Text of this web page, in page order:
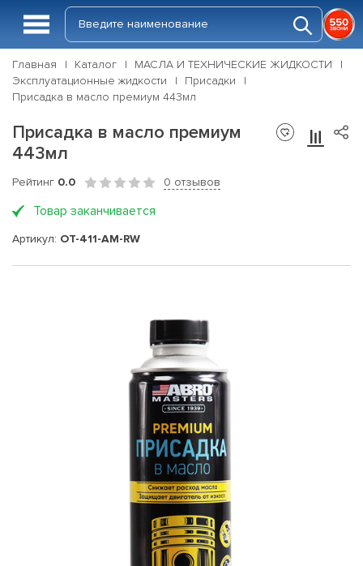
Главная Каталог
МАСЛА И ТЕХНИЧЕСКИЕ ЖИДКОСТИ
Эксплуатационные жидкости
Присадки
Присадка в масло премиум 443мл
Присадка в масло премиум
443мл
Рейтинг 0.0 0 отзывов
Товар заканчивается
Артикул: OT-411-AM-RW